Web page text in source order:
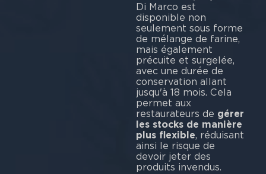
Di Marco est
disponible non
seulement sous forme
de mélange de farine,
mais également
précuite et surgelée,
avec une durée de
conservation allant
jusqu'à 18 mois. Cela
permet aux
restaurateurs de gérer
les stocks de manière
plus flexible, réduisant
ainsi le risque de
devoir jeter des
produits invendus.